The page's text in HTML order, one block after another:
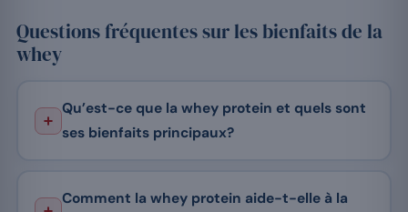
Questions fréquentes sur les bienfaits de la
whey
Qu’est-ce que la whey protein et quels sont
ses bienfaits principaux?
Comment la whey protein aide-t-elle à la